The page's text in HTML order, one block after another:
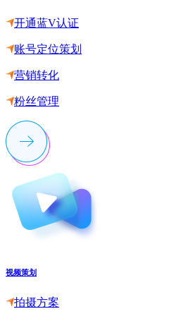
开通蓝V认证
账号定位策划
营销转化
粉丝管理
视频策划
拍摄方案